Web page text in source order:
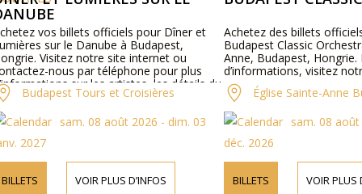
vos billets officiels pour Dîner et
sur le Danube à Budapest,
Visitez notre site internet ou
nous par téléphone pour plus
sur les artistes, les détails du
et les prix des billets.
Budapest Tours et Croisières
sam. 08 août 2026 - dim. 03
2027
BILLETS VOIR PLUS D’INFOS
Achetez des billets
Budapest Classic
Anne, Budapest, Hongrie.
d’informations, visitez
Église Sainte-Anne
sam. 08 août
déc. 2026
BILLETS VOIR PLUS